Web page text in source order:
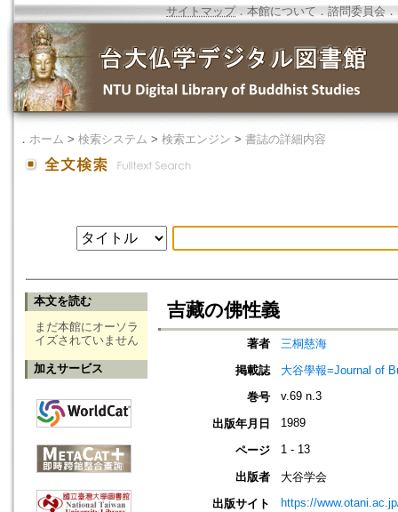
サイトマップ．本館について ． 諮問委員会 ．
． ホーム > 検索システム > 検索エンジン > 書誌の詳細内容
本文を読む
まだ本館にオーソラ
イズされていません
加えサービス
吉藏の佛性義
著者
三桐慈海
掲載誌
大谷學報=Journal of
巻号
v.69 n.3
出版年月日 1989
ページ 1 - 13
出版者
大谷学会
出版サイト
https://